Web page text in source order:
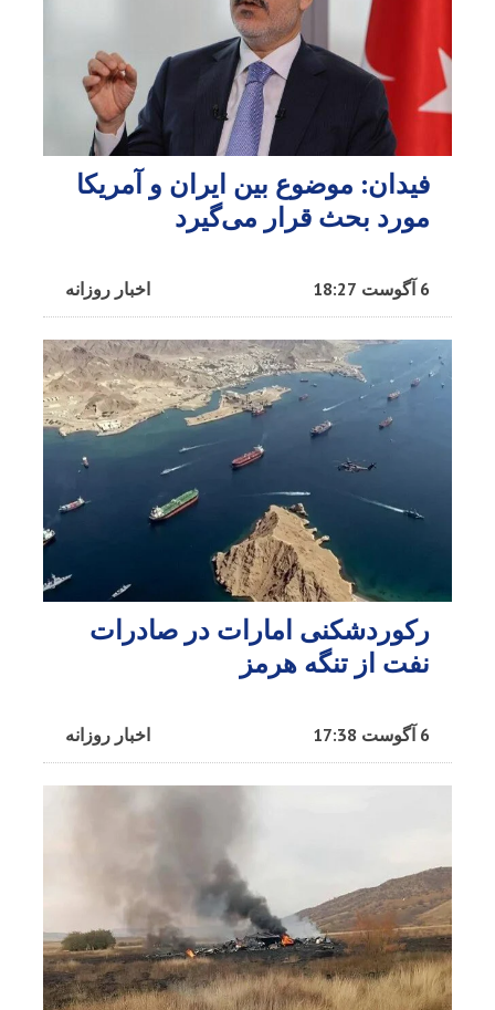
فیدان: موضوع بین ایران و آمریکا
مورد بحث قرار می‌گیرد
اخبار روزانه 6 آگوست 18:27
رکوردشکنی امارات در صادرات
نفت از تنگه هرمز
اخبار روزانه 6 آگوست 17:38